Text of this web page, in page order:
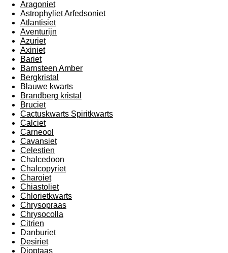
Aragoniet
Astrophyliet Arfedsoniet
Atlantisiet
Aventurijn
Azuriet
Axiniet
Bariet
Barnsteen Amber
Bergkristal
Blauwe kwarts
Brandberg kristal
Bruciet
Cactuskwarts Spiritkwarts
Calciet
Carneool
Cavansiet
Celestien
Chalcedoon
Chalcopyriet
Charoiet
Chiastoliet
Chlorietkwarts
Chrysopraas
Chrysocolla
Citrien
Danburiet
Desiriet
Dioptaas